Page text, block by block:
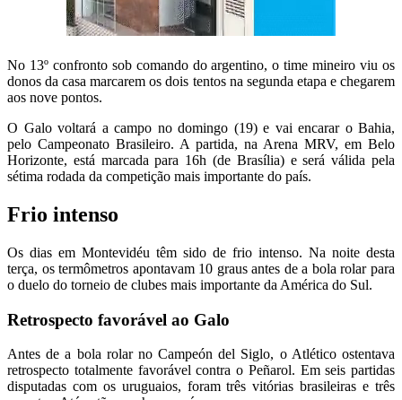
No 13º confronto sob comando do argentino, o time mineiro viu os
donos da casa marcarem os dois tentos na segunda etapa e chegarem
aos nove pontos.
O Galo voltará a campo no domingo (19) e vai encarar o Bahia,
pelo Campeonato Brasileiro. A partida, na Arena MRV, em Belo
Horizonte, está marcada para 16h (de Brasília) e será válida pela
sétima rodada da competição mais importante do país.
Frio intenso
Os dias em Montevidéu têm sido de frio intenso. Na noite desta
terça, os termômetros apontavam 10 graus antes de a bola rolar para
o duelo do torneio de clubes mais importante da América do Sul.
Retrospecto favorável ao Galo
Antes de a bola rolar no Campeón del Siglo, o Atlético ostentava
retrospecto totalmente favorável contra o Peñarol. Em seis partidas
disputadas com os uruguaios, foram três vitórias brasileiras e três